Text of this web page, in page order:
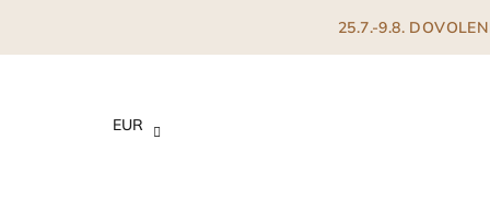
25.7.-9.8.
EUR